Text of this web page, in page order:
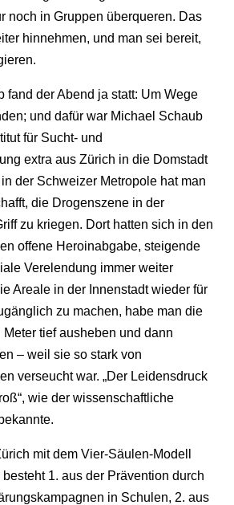
noch in Gruppen überqueren. Das
hinnehmen, und man sei bereit,
fand der Abend ja statt: Um Wege
und dafür war Michael Schaub
für Sucht- und
extra aus Zürich in die Domstadt
der Schweizer Metropole hat man
die Drogenszene in der
zu kriegen. Dort hatten sich in den
offene Heroinabgabe, steigende
Verelendung immer weiter
Areale in der Innenstadt wieder für
zu machen, habe man die
tief ausheben und dann
– weil sie so stark von
verseucht war. „Der Leidensdruck
wie der wissenschaftliche
mit dem Vier-Säulen-Modell
1. aus der Prävention durch
in Schulen, 2. aus